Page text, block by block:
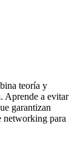
teoría y
Aprende a evitar
garantizan
networking para